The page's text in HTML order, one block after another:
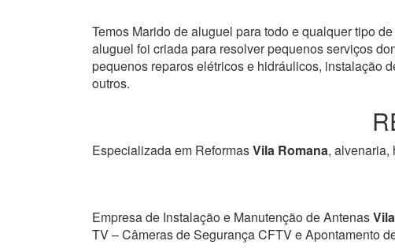
Temos Marido de aluguel para todo e qualquer tipo
aluguel foi criada para resolver pequenos serviços
pequenos reparos elétricos e hidráulicos, instalação
outros.
Especializada em ReformasVila Romana, alvenaria,
Empresa de Instalação e Manutenção de Antenas
TV – Câmeras de Segurança CFTV e Apontamento